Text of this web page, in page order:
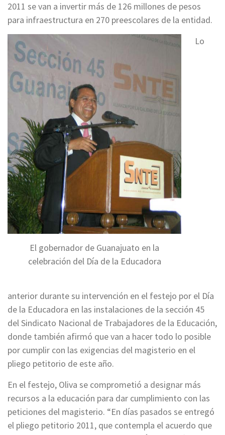
2011 se van a invertir más de 126 millones de pesos
para infraestructura en 270 preescolares de la entidad.
El gobernador de Guanajuato en la
celebración del Día de la Educadora
Lo
anterior durante su intervención en el festejo por el Día
de la Educadora en las instalaciones de la sección 45
del Sindicato Nacional de Trabajadores de la Educación,
donde también afirmó que van a hacer todo lo posible
por cumplir con las exigencias del magisterio en el
pliego petitorio de este año.
En el festejo, Oliva se comprometió a designar más
recursos a la educación para dar cumplimiento con las
peticiones del magisterio. “En días pasados se entregó
el pliego petitorio 2011, que contempla el acuerdo que